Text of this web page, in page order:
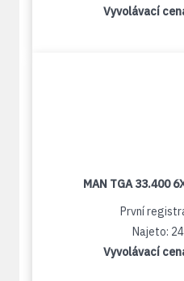
Vyvolávací
MAN TGA 33.400
První
Najeto:
Vyvolávací